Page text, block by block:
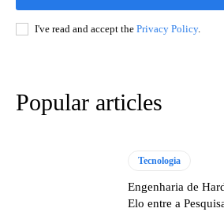
I've read and accept the Privacy Policy.
Popular articles
Tecnologia
Engenharia de
Elo entre a